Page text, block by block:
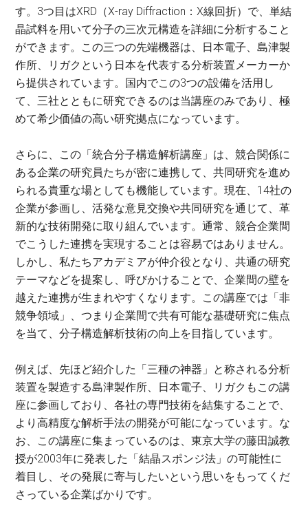
す。3つ目はXRD（X-ray Diffraction：X線回折）で、単結
晶試料を用いて分子の三次元構造を詳細に分析すること
ができます。この三つの先端機器は、日本電子、島津製
作所、リガクという日本を代表する分析装置メーカーか
ら提供されています。国内でこの3つの設備を活用し
て、三社とともに研究できるのは当講座のみであり、極
めて希少価値の高い研究拠点になっています。
さらに、この「統合分子構造解析講座」は、競合関係に
ある企業の研究員たちが密に連携して、共同研究を進め
られる貴重な場としても機能しています。現在、14社の
企業が参画し、活発な意見交換や共同研究を通じて、革
新的な技術開発に取り組んでいます。通常、競合企業間
でこうした連携を実現することは容易ではありません。
しかし、私たちアカデミアが仲介役となり、共通の研究
テーマなどを提案し、呼びかけることで、企業間の壁を
越えた連携が生まれやすくなります。この講座では「非
競争領域」、つまり企業間で共有可能な基礎研究に焦点
を当て、分子構造解析技術の向上を目指しています。
例えば、先ほど紹介した「三種の神器」と称される分析
装置を製造する島津製作所、日本電子、リガクもこの講
座に参画しており、各社の専門技術を結集することで、
より高精度な解析手法の開発が可能になっています。な
お、この講座に集まっているのは、東京大学の藤田誠教
授が2003年に発表した「結晶スポンジ法」の可能性に
着目し、その発展に寄与したいという思いをもってくだ
さっている企業ばかりです。